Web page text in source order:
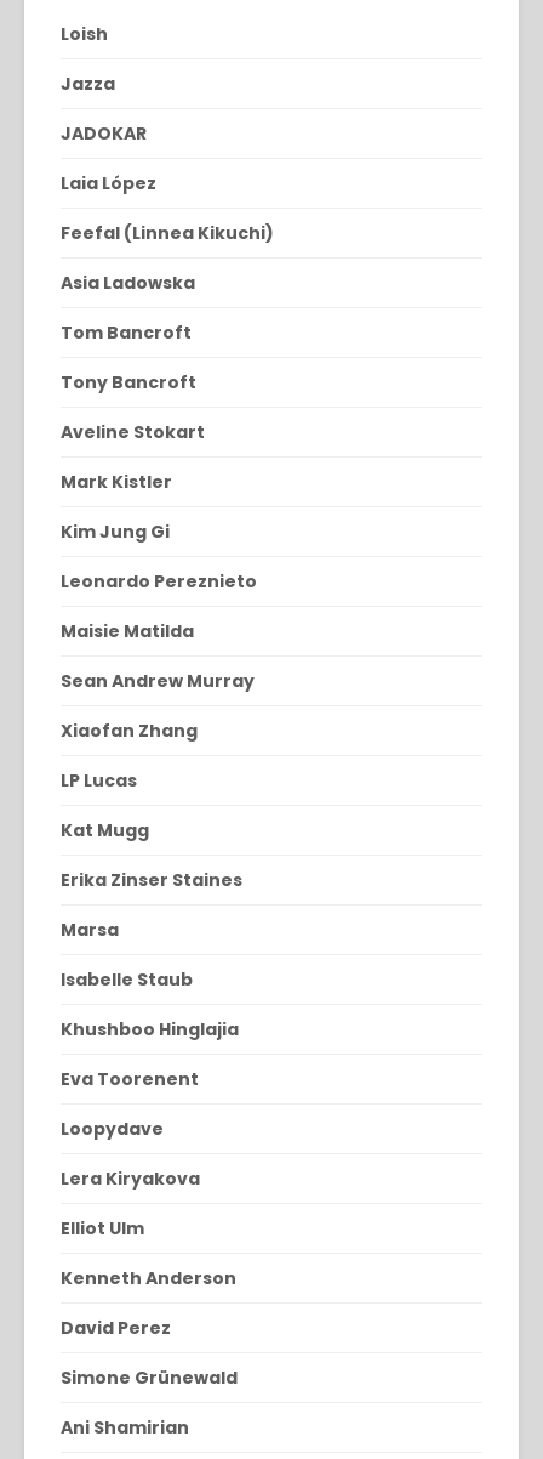
Loish
Jazza
JADOKAR
Laia López
Feefal (Linnea Kikuchi)
Asia Ladowska
Tom Bancroft
Tony Bancroft
Aveline Stokart
Mark Kistler
Kim Jung Gi
Leonardo Pereznieto
Maisie Matilda
Sean Andrew Murray
Xiaofan Zhang
LP Lucas
Kat Mugg
Erika Zinser Staines
Marsa
Isabelle Staub
Khushboo Hinglajia
Eva Toorenent
Loopydave
Lera Kiryakova
Elliot Ulm
Kenneth Anderson
David Perez
Simone Grünewald
Ani Shamirian